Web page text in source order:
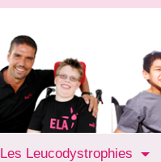
Les Leucodystrophies